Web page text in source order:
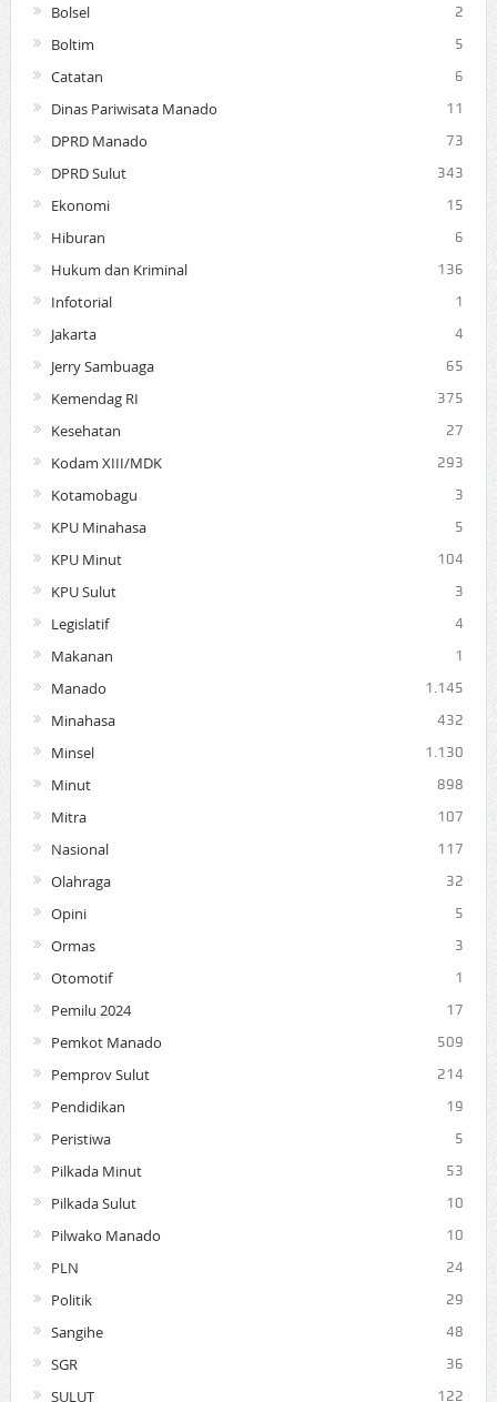
Bolsel 2
Boltim 5
Catatan 6
Dinas Pariwisata Manado 11
DPRD Manado 73
DPRD Sulut 343
Ekonomi 15
Hiburan 6
Hukum dan Kriminal 136
Infotorial 1
Jakarta 4
Jerry Sambuaga 65
Kemendag RI 375
Kesehatan 27
Kodam XIII/MDK 293
Kotamobagu 3
KPU Minahasa 5
KPU Minut 104
KPU Sulut 3
Legislatif 4
Makanan 1
Manado 1.145
Minahasa 432
Minsel 1.130
Minut 898
Mitra 107
Nasional 117
Olahraga 32
Opini 5
Ormas 3
Otomotif 1
Pemilu 2024 17
Pemkot Manado 509
Pemprov Sulut 214
Pendidikan 19
Peristiwa 5
Pilkada Minut 53
Pilkada Sulut 10
Pilwako Manado 10
PLN 24
Politik 29
Sangihe 48
SGR 36
SULUT 122